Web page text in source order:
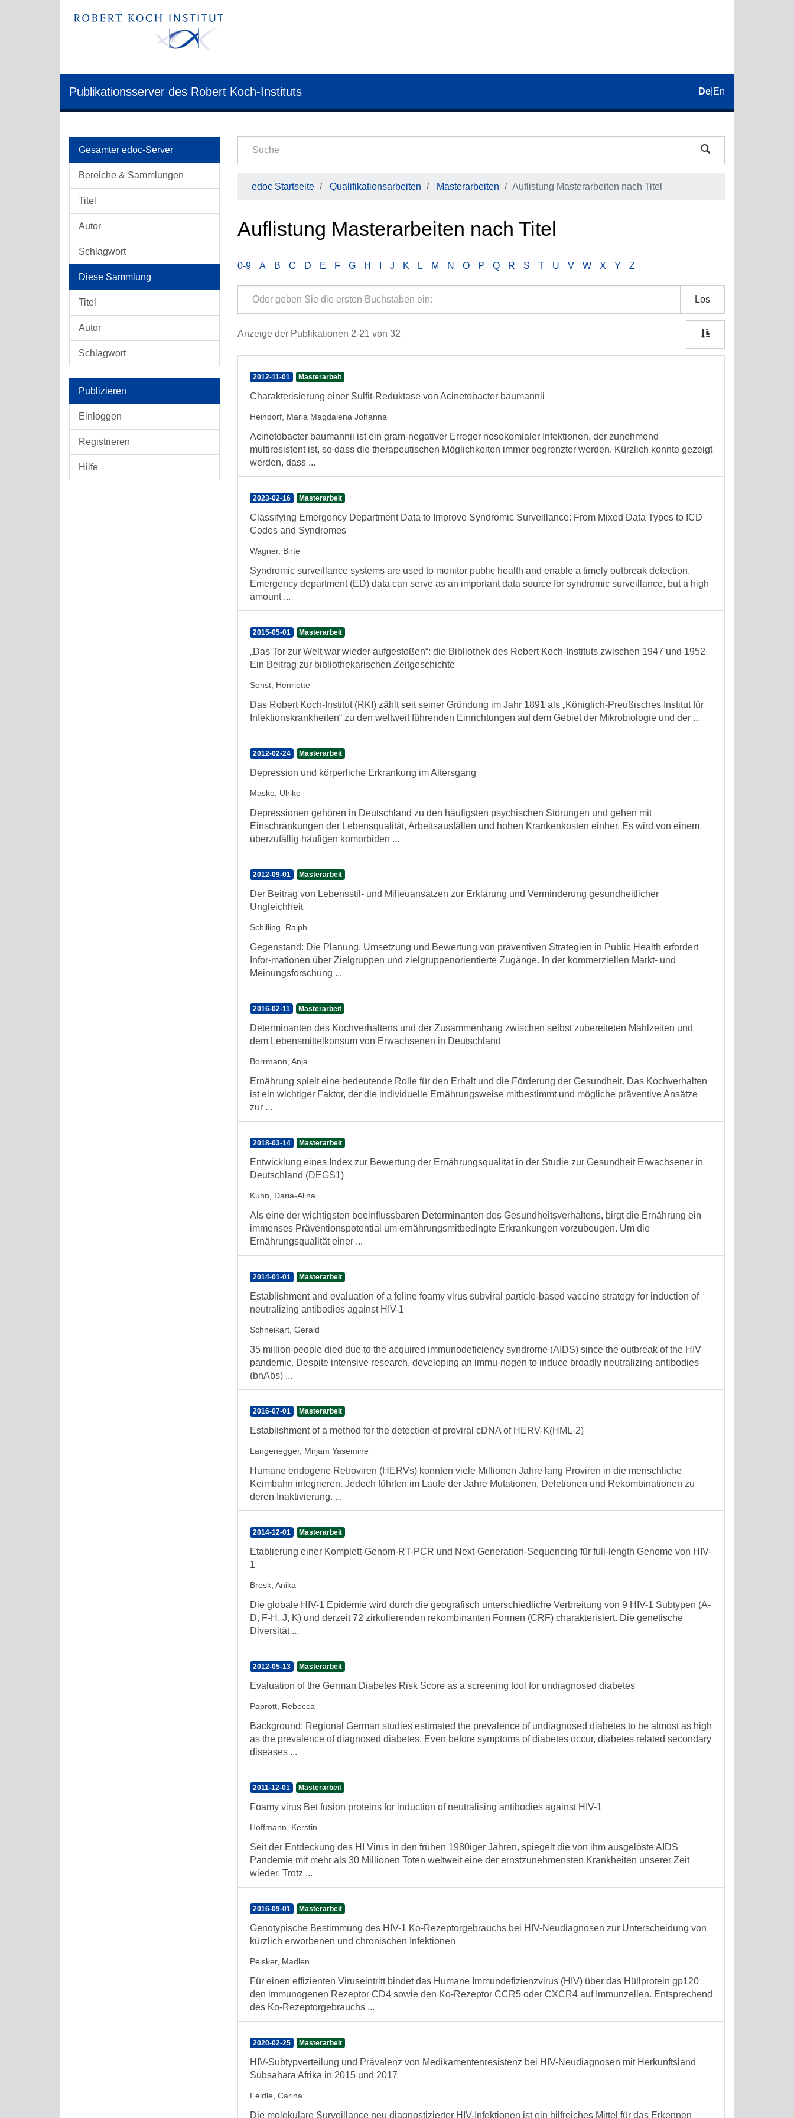
Publikationsserver des Robert Koch-Instituts De En
Gesamter edoc-Server
Bereiche & Sammlungen
Titel
Autor
Schlagwort
Diese Sammlung
Titel
Autor
Schlagwort
Publizieren
Einloggen
Registrieren
Hilfe
edoc Startseite Qualifikationsarbeiten Masterarbeiten Auflistung Masterarbeiten nach Titel
Auflistung Masterarbeiten nach Titel
0-9 A B C D E F G H J K L M N O P Q R S T U V W X Y Z
Los
Anzeige der Publikationen 2-21 von 32
2012-11-01 Masterarbeit
Charakterisierung einer Sulfit-Reduktase von Acinetobacter baumannii
Heindorf, Maria Magdalena Johanna
Acinetobacter baumannii ist ein gram-negativer Erreger nosokomialer Infektionen, der zunehmend
multiresistent ist, so dass die therapeutischen Möglichkeiten immer begrenzter werden. Kürzlich konnte gezeigt
werden, dass ...
2023-02-16 Masterarbeit
Classifying Emergency Department Data to Improve Syndromic Surveillance: From Mixed Data Types to ICD
Codes and Syndromes
Wagner, Birte
Syndromic surveillance systems are used to monitor public health and enable a timely outbreak detection.
Emergency department (ED) data can serve as an important data source for syndromic surveillance, but a high
amount ...
2015-05-01 Masterarbeit
„Das Tor zur Welt war wieder aufgestoßen“: die Bibliothek des Robert Koch-Instituts zwischen 1947 und 1952
Ein Beitrag zur bibliothekarischen Zeitgeschichte
Senst, Henriette
Das Robert Koch-Institut (RKI) zählt seit seiner Gründung im Jahr 1891 als „Königlich-Preußisches Institut für
Infektionskrankheiten“ zu den weltweit führenden Einrichtungen auf dem Gebiet der Mikrobiologie und der ...
2012-02-24 Masterarbeit
Depression und körperliche Erkrankung im Altersgang
Maske, Ulrike
Depressionen gehören in Deutschland zu den häufigsten psychischen Störungen und gehen mit
Einschränkungen der Lebensqualität, Arbeitsausfällen und hohen Krankenkosten einher. Es wird von einem
überzufällig häufigen komorbiden ...
2012-09-01 Masterarbeit
Der Beitrag von Lebensstil- und Milieuansätzen zur Erklärung und Verminderung gesundheitlicher
Ungleichheit
Schilling, Ralph
Gegenstand: Die Planung, Umsetzung und Bewertung von präventiven Strategien in Public Health erfordert
Infor-mationen über Zielgruppen und zielgruppenorientierte Zugänge. In der kommerziellen Markt- und
Meinungsforschung ...
2016-02-11 Masterarbeit
Determinanten des Kochverhaltens und der Zusammenhang zwischen selbst zubereiteten Mahlzeiten und
dem Lebensmittelkonsum von Erwachsenen in Deutschland
Borrmann, Anja
Ernährung spielt eine bedeutende Rolle für den Erhalt und die Förderung der Gesundheit. Das Kochverhalten
ist ein wichtiger Faktor, der die individuelle Ernährungsweise mitbestimmt und mögliche präventive Ansätze
zur ...
2018-03-14 Masterarbeit
Entwicklung eines Index zur Bewertung der Ernährungsqualität in der Studie zur Gesundheit Erwachsener in
Deutschland (DEGS1)
Kuhn, Daria-Alina
Als eine der wichtigsten beeinflussbaren Determinanten des Gesundheitsverhaltens, birgt die Ernährung ein
immenses Präventionspotential um ernährungsmitbedingte Erkrankungen vorzubeugen. Um die
Ernährungsqualität einer ...
2014-01-01 Masterarbeit
Establishment and evaluation of a feline foamy virus subviral particle-based vaccine strategy for induction of
neutralizing antibodies against HIV-1
Schneikart, Gerald
35 million people died due to the acquired immunodeficiency syndrome (AIDS) since the outbreak of the HIV
pandemic. Despite intensive research, developing an immu-nogen to induce broadly neutralizing antibodies
(bnAbs) ...
2016-07-01 Masterarbeit
Establishment of a method for the detection of proviral cDNA of HERV-K(HML-2)
Langenegger, Mirjam Yasemine
Humane endogene Retroviren (HERVs) konnten viele Millionen Jahre lang Proviren in die menschliche
Keimbahn integrieren. Jedoch führten im Laufe der Jahre Mutationen, Deletionen und Rekombinationen zu
deren Inaktivierung. ...
2014-12-01 Masterarbeit
Etablierung einer Komplett-Genom-RT-PCR und Next-Generation-Sequencing für full-length Genome von HIV-
1
Bresk, Anika
Die globale HIV-1 Epidemie wird durch die geografisch unterschiedliche Verbreitung von 9 HIV-1 Subtypen (A-
D, F-H, J, K) und derzeit 72 zirkulierenden rekombinanten Formen (CRF) charakterisiert. Die genetische
Diversität ...
2012-05-13 Masterarbeit
Evaluation of the German Diabetes Risk Score as a screening tool for undiagnosed diabetes
Paprott, Rebecca
Background: Regional German studies estimated the prevalence of undiagnosed diabetes to be almost as high
as the prevalence of diagnosed diabetes. Even before symptoms of diabetes occur, diabetes related secondary
diseases ...
2011-12-01 Masterarbeit
Foamy virus Bet fusion proteins for induction of neutralising antibodies against HIV-1
Hoffmann, Kerstin
Seit der Entdeckung des HI Virus in den frühen 1980iger Jahren, spiegelt die von ihm ausgelöste AIDS
Pandemie mit mehr als 30 Millionen Toten weltweit eine der ernstzunehmensten Krankheiten unserer Zeit
wieder. Trotz ...
2016-09-01 Masterarbeit
Genotypische Bestimmung des HIV-1 Ko-Rezeptorgebrauchs bei HIV-Neudiagnosen zur Unterscheidung von
kürzlich erworbenen und chronischen Infektionen
Peisker, Madlen
Für einen effizienten Viruseintritt bindet das Humane Immundefizienzvirus (HIV) über das Hüllprotein gp120
den immunogenen Rezeptor CD4 sowie den Ko-Rezeptor CCR5 oder CXCR4 auf Immunzellen. Entsprechend
des Ko-Rezeptorgebrauchs ...
2020-02-25 Masterarbeit
HIV-Subtypverteilung und Prävalenz von Medikamentenresistenz bei HIV-Neudiagnosen mit Herkunftsland
Subsahara Afrika in 2015 und 2017
Feldle, Carina
Die molekulare Surveillance neu diagnostizierter HIV-Infektionen ist ein hilfreiches Mittel für das Erkennen